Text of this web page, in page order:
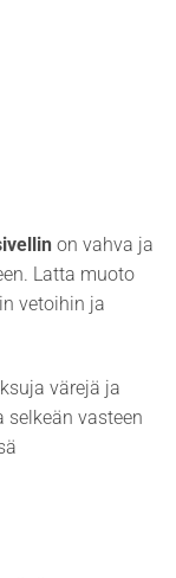
on vahva ja
Latta muoto
vetoihin ja
värejä ja
vasteen